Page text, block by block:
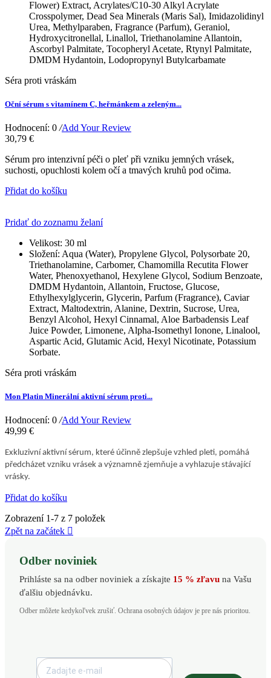
Flower) Extract, Acrylates/C10-30 Alkyl Acrylate
Crosspolymer, Dead Sea Minerals (Maris Sal), Imidazolidinyl
Urea, Methylparaben, Fragrance (Parfum), Geraniol,
Hydroxycitronellal, Linallol, Triethanolamine Allantoin,
Ascorbyl Palmitate, Tocopheryl Acetate, Rtynyl Palmitate,
DMDM Hydantoin, Lodopropynyl Butylcarbamate
Séra proti vráskám
Oční sérum s vitamínem C, heřmánkem a zeleným...
Hodnocení: 0 /Add Your Review
30,79 €
Sérum pro intenzivní péči o pleť při vzniku jemných vrásek,
suchosti, opuchlosti kolem očí a tmavých kruhů pod očima.
Přidat do košíku
Pridať do zoznamu želaní
Velikost: 30 ml
Složení: Aqua (Water), Propylene Glycol, Polysorbate 20,
Triethanolamine, Carbomer, Chamomilla Recutita Flower
Water, Phenoxyethanol, Hexylene Glycol, Sodium Benzoate,
DMDM Hydantoin, Allantoin, Fructose, Glucose,
Ethylhexylglycerin, Glycerin, Parfum (Fragrance), Caviar
Extract, Maltodextrin, Alanine, Dextrin, Sucrose, Urea,
Benzyl Alcohol, Hexyl Cinnamal, Aloe Barbadensis Leaf
Juice Powder, Limonene, Alpha-Isomethyl Ionone, Linalool,
Aspartic Acid, Glutamic Acid, Hexyl Nicotinate, Potassium
Sorbate.
Séra proti vráskám
Mon Platin Minerální aktivní sérum proti...
Hodnocení: 0 /Add Your Review
49,99 €
Exkluzivní aktivní sérum, které účinně zlepšuje vzhled pleti, pomáhá
předcházet vzniku vrásek a významně zjemňuje a vyhlazuje stávající
vrásky.
Přidat do košíku
Zobrazení 1-7 z 7 položek
Zpět na začátek 
Odber noviniek
Prihláste sa na odber noviniek a získajte 15 % zľavu na Vašu
ďalšiu objednávku.
Odber môžete kedykoľvek zrušiť. Ochrana osobných údajov je pre nás prioritou.